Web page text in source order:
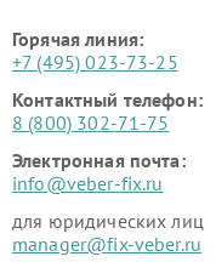
Горячая линия:
+7 (495) 023-73-25
Контактный телефон:
8 (800) 302-71-75
Электронная почта:
info@veber-fix.ru
для юридических лиц
manager@fix-veber.ru